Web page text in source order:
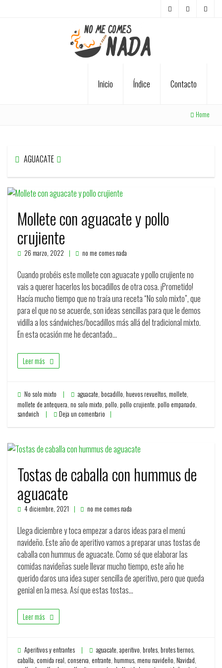
Inicio Índice Contacto
Home
AGUACATE
Mollete con aguacate y pollo
crujiente
26 marzo, 2022 no me comes nada
Cuando probéis este mollete con aguacate y pollo crujiente no
vais a querer hacerlos los bocadillos de otra cosa. ¡Prometido!
Hacía mucho tiempo que no traía una receta “No solo mixto”, que
para el que no se acuerde, son ideas sencillas para que le demos
vidilla a los sándwiches/bocadillos más allá del tradicional mixto.
En esta ocasión me he decantado…
Leer más
No solo mixto aguacate, bocadillo, huevos revueltos, mollete,
mollete de antequera, no solo mixto, pollo, pollo crujiente, pollo empanado,
sandwich
Deja un comentario
Tostas de caballa con hummus de
aguacate
4 diciembre, 2021 no me comes nada
Llega diciembre y toca empezar a daros ideas para el menú
navideño. Este año de aperitivo vamos a preparar unas tostas de
caballa con hummus de aguacate. Como sé que elaborar las
comidas navideñas suele llevar mucho tiempo, este año he
querido daros una idea super sencilla de aperitivo, pero que queda
genial en la mesa. Así que estas tostas…
Leer más
Aperitivos y entrantes aguacate, aperitivo, brotes, brotes tiernos,
caballa, comida real, conserva, entrante, hummus, menu navideño, Navidad,